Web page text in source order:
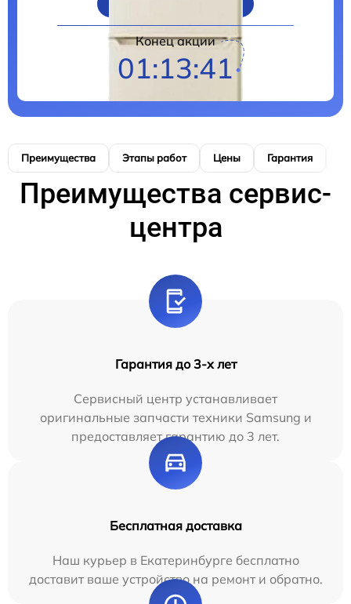
Конец акции
01:13:40
Преимущества Этапы работ Цены Гарантия
Преимущества сервис-
центра
Гарантия до 3-х лет
Сервисный центр устанавливает
оригинальные запчасти техники Samsung и
предоставляет гарантию до 3 лет.
Бесплатная доставка
Наш курьер в Екатеринбурге бесплатно
доставит ваше устройство на ремонт и обратно.